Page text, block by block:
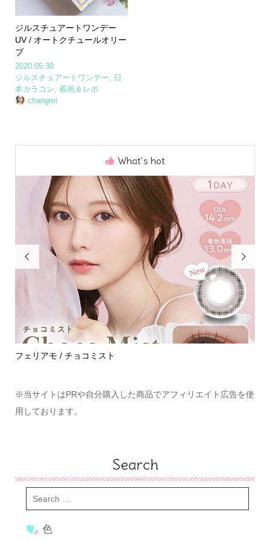
ジルスチュアートワンデー
UV / オートクチュールオリー
ブ
2020.05.30
ジルスチュアートワンデー, 日
本カラコン, 着画＆レポ
changmi
What`s hot

フェリアモ / チョコミスト

※当サイトはPRや自分購入した商品でアフィリエイト広告を使
用しております。
Search
色